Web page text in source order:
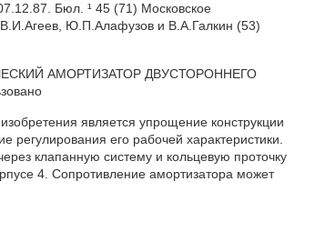
Бюл. ¹ 45 (71) Московское
В.И.Агеев, Ю.П.Алафузов и В.А.Галкин (53)
АМОРТИЗАТОР ДВУСТОРОННЕГО
является упрощение конструкции
его рабочей характеристики.
клапанную систему и кольцевую проточку
4. Сопротивление амортизатора может